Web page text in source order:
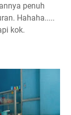
penuh
Hahaha.....
kok.